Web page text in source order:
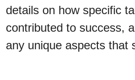
details on how specific
contributed to success,
any unique aspects that